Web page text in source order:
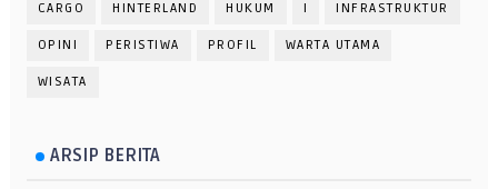
CARGO HINTERLAND HUKUM I INFRASTRUKTUR
OPINI PERISTIWA PROFIL WARTA UTAMA
WISATA
ARSIP BERITA